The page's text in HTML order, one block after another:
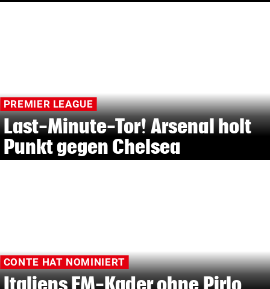
PREMIER LEAGUE
Last-Minute-Tor! Arsenal holt
Punkt gegen Chelsea
CONTE HAT NOMINIERT
Italiens EM-Kader ohne Pirlo